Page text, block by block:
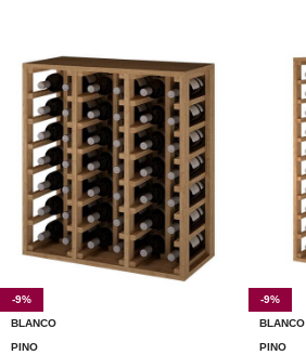
-9%
BLANCO
PINO
-9%
BLANCO
PINO